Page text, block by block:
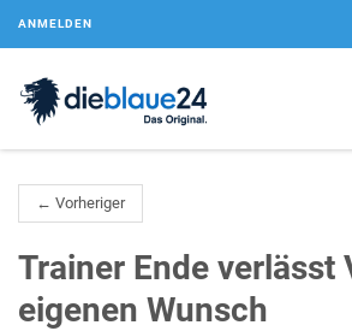
ANMELDEN
← Vorheriger
Trainer Ende verlässt
eigenen Wunsch